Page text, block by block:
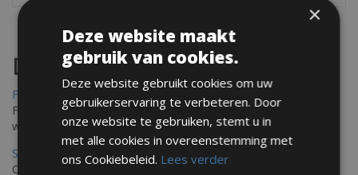
Destinations
Frejus Fietsverhuur
Fréjus en Saint-Raphaël liggen aan de Middellandse Zee en
worden omringd door het Massif de l'Esterel
Saint Raphael Fietsverhuur
Ontdek Saint Raphael, gelegen in het prachtige Var op uw fiets
×
Deze website maakt
gebruik van cookies.
Deze website gebruikt cookies om uw
gebruikerservaring te verbeteren. Door
onze website te gebruiken, stemt u in
met alle cookies in overeenstemming met
ons Cookiebeleid. Lees verder